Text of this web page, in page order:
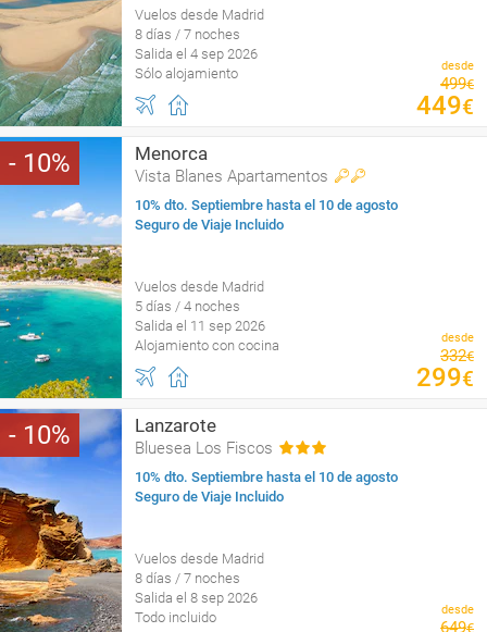
Vuelos desde Madrid
8 días / 7 noches
Salida el 4 sep 2026
Sólo alojamiento
desde
499€
449€
10 Menorca
Vista Blanes Apartamentos
10% dto. Septiembre hasta el 10 de agosto
Seguro de Viaje Incluido
Vuelos desde Madrid
5 días / 4 noches
Salida el 11 sep 2026
Alojamiento con cocina
desde
332€
299€
10 Lanzarote
Bluesea Los Fiscos
10% dto. Septiembre hasta el 10 de agosto
Seguro de Viaje Incluido
Vuelos desde Madrid
8 días / 7 noches
Salida el 8 sep 2026
Todo incluido
desde
649€